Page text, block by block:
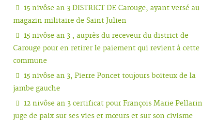
15 nivôse an 3 DISTRICT DE Carouge, ayant versé au
magazin militaire de Saint Julien
15 nivôse an 3 , auprès du receveur du district de
Carouge pour en retirer le paiement qui revient à cette
commune
15 nivôse an 3, Pierre Poncet toujours boiteux de la
jambe gauche
12 nivôse an 3 certificat pour François Marie Pellarin
juge de paix sur ses vies et mœurs et sur son civisme